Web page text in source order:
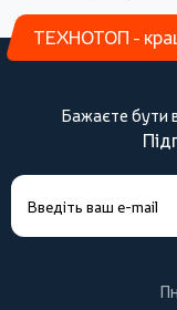
ТЕХНОТОП -
Бажаєте бути